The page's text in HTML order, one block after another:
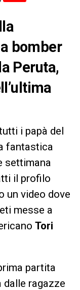
bomber
Peruta,
i papà del
fantastica
settimana
il profilo
un video dove
messe a
Tori
partita
dalle ragazze